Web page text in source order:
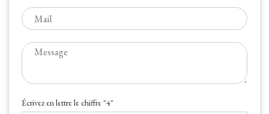
é
p
o
e
E
-
a
l
M
s
g
C
Écrivez en lettre le chiffre "4"